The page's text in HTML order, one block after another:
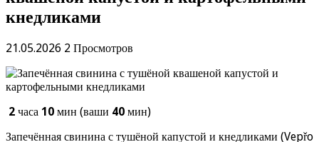
кнедликами
21.05.2026 2 Просмотров
2 часа 10 мин (ваши 40 мин)
Запечённая свинина с тушёной капустой и кнедликами (Vepřo